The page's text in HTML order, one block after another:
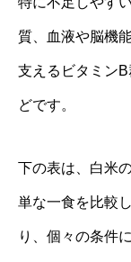
質、血液や脳機
支えるビタミン
どです。
下の表は、白米
単な一食を比較
り、個々の条件